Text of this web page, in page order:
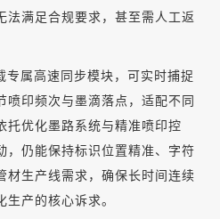
法满足合规要求，甚至需人工返
属高速同步模块，可实时捕捉
喷印频次与墨滴落点，适配不同
托优化墨路系统与精准喷印控
，仍能保持标识位置精准、字符
材生产线需求，确保长时间连续
产的核心诉求。